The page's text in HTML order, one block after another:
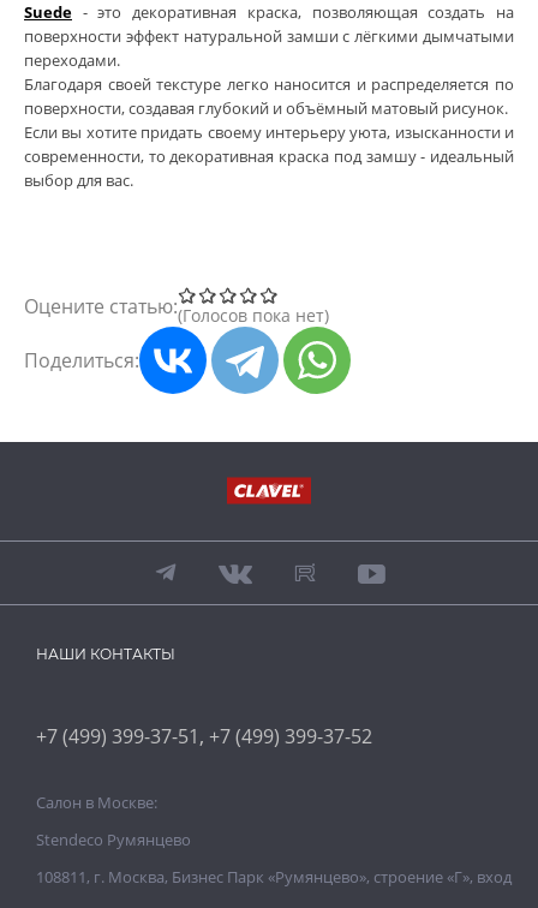
Suede - это декоративная краска, позволяющая создать на
поверхности эффект натуральной замши с лёгкими дымчатыми
переходами.
Благодаря своей текстуре легко наносится и распределяется по
поверхности, создавая глубокий и объёмный матовый рисунок.
Если вы хотите придать своему интерьеру уюта, изысканности и
современности, то декоративная краска под замшу - идеальный
выбор для вас.
Оцените статью: Голосов пока нет
Поделиться:
НАШИ КОНТАКТЫ
+7 (499) 399-37-51, +7 (499) 399-37-52
Салон в Москве:
Stendeco Румянцево
108811, г. Москва, Бизнес Парк «Румянцево», строение «Г», вход